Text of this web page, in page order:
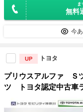
ま
無料
今
UP トヨタ
プリウスアルファ Ｓ
ツ トヨタ認定中古車
Ｖ バックカメラ Ｅ
スマートキー ＬＥＤ